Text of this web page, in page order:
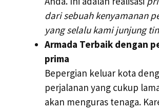
dari sebuah kenyamanan
yang selalu kami junjung
Armada Terbaik dengan
prima
Bepergian keluar kota
perjalanan yang cukup
akan menguras tenaga.